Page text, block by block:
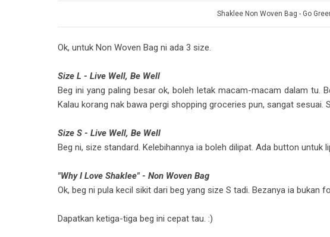
Shaklee Non Woven Bag - Go
Ok, untuk Non Woven Bag ni ada 3 size.
Size L - Live Well, Be Well
Beg ini yang paling besar ok, boleh letak macam-macam dalam tu.
Kalau korang nak bawa pergi shopping groceries pun, sangat sesuai.
Size S - Live Well, Be Well
Beg ni, size standard. Kelebihannya ia boleh dilipat. Ada button untuk
"Why I Love Shaklee" - Non Woven Bag
Ok, beg ni pula kecil sikit dari beg yang size S tadi. Bezanya ia bukan
Dapatkan ketiga-tiga beg ini cepat tau. :)